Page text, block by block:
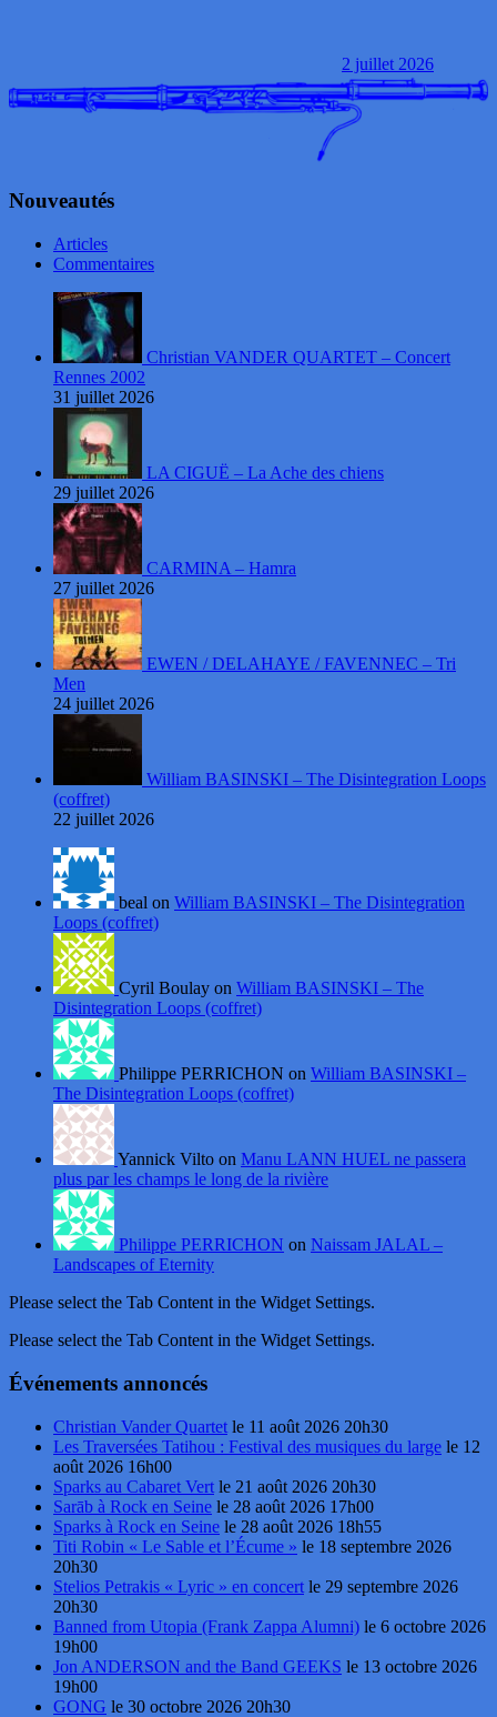
2 juillet 2026
Nouveautés
Articles
Commentaires
Christian VANDER QUARTET – Concert
Rennes 2002
31 juillet 2026
LA CIGUË – La Ache des chiens
29 juillet 2026
CARMINA – Hamra
27 juillet 2026
EWEN / DELAHAYE / FAVENNEC – Tri
Men
24 juillet 2026
William BASINSKI – The Disintegration Loops
(coffret)
22 juillet 2026
beal on William BASINSKI – The Disintegration
Loops (coffret)
Cyril Boulay on William BASINSKI – The
Disintegration Loops (coffret)
Philippe PERRICHON on William BASINSKI –
The Disintegration Loops (coffret)
Yannick Vilto on Manu LANN HUEL ne passera
plus par les champs le long de la rivière
Philippe PERRICHON on Naissam JALAL –
Landscapes of Eternity
Please select the Tab Content in the Widget Settings.
Please select the Tab Content in the Widget Settings.
Événements annoncés
Christian Vander Quartet le 11 août 2026 20h30
Les Traversées Tatihou : Festival des musiques du large le 12
août 2026 16h00
Sparks au Cabaret Vert le 21 août 2026 20h30
Sarāb à Rock en Seine le 28 août 2026 17h00
Sparks à Rock en Seine le 28 août 2026 18h55
Titi Robin « Le Sable et l’Écume » le 18 septembre 2026
20h30
Stelios Petrakis « Lyric » en concert le 29 septembre 2026
20h30
Banned from Utopia (Frank Zappa Alumni) le 6 octobre 2026
19h00
Jon ANDERSON and the Band GEEKS le 13 octobre 2026
19h00
GONG le 30 octobre 2026 20h30